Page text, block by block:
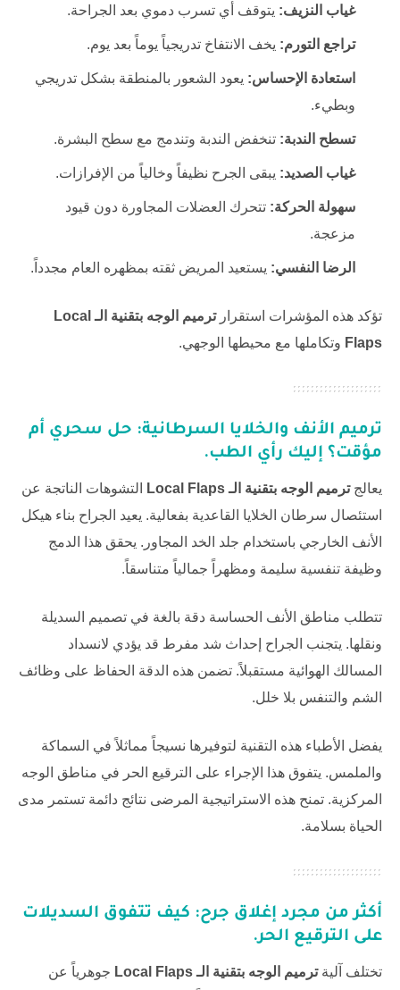
غياب النزيف: يتوقف أي تسرب دموي بعد الجراحة.
تراجع التورم: يخف الانتفاخ تدريجياً يوماً بعد يوم.
استعادة الإحساس: يعود الشعور بالمنطقة بشكل تدريجي
وبطيء.
تسطح الندبة: تنخفض الندبة وتندمج مع سطح البشرة.
غياب الصديد: يبقى الجرح نظيفاً وخالياً من الإفرازات.
سهولة الحركة: تتحرك العضلات المجاورة دون قيود
مزعجة.
الرضا النفسي: يستعيد المريض ثقته بمظهره العام مجدداً.
تؤكد هذه المؤشرات استقرار
ترميم الوجه بتقنية الـ Local
Flaps وتكاملها مع محيطها الوجهي.
ترميم الأنف والخلايا السرطانية: حل سحري أم
مؤقت؟ إليك رأي الطب.
يعالجترميم الوجه بتقنية الـ Local Flaps
التشوهات الناتجة عن
استئصال سرطان الخلايا القاعدية بفعالية. يعيد الجراح بناء هيكل
الأنف الخارجي باستخدام جلد الخد المجاور. يحقق هذا الدمج
وظيفة تنفسية سليمة ومظهراً جمالياً متناسقاً.
تتطلب مناطق الأنف الحساسة دقة بالغة في تصميم السديلة
ونقلها. يتجنب الجراح إحداث شد مفرط قد يؤدي لانسداد
المسالك الهوائية مستقبلاً. تضمن هذه الدقة الحفاظ على وظائف
الشم والتنفس بلا خلل.
يفضل الأطباء هذه التقنية لتوفيرها نسيجاً مماثلاً في السماكة
والملمس. يتفوق هذا الإجراء على الترقيع الحر في مناطق الوجه
المركزية. تمنح هذه الاستراتيجية المرضى نتائج دائمة تستمر مدى
الحياة بسلامة.
أكثر من مجرد إغلاق جرح: كيف تتفوق السديلات
على الترقيع الحر.
تختلف آليةترميم الوجه بتقنية الـ Local Flaps
جوهرياً عن